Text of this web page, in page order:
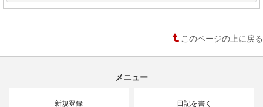
このページの上に戻る
メニュー
新規登録 日記を書く